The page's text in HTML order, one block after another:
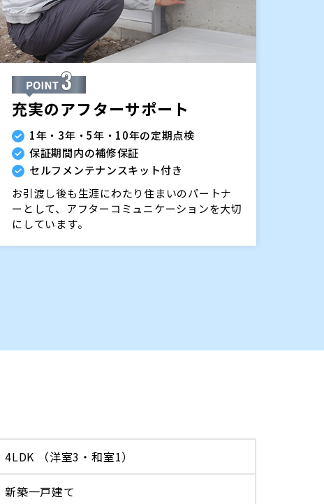
充実のアフターサポート
1年・3年・5年・10年の定期点検
保証期間内の補修保証
セルフメンテナンスキット付き
お引渡し後も生涯にわたり住まいのパートナ
ーとして、アフターコミュニケーションを大切
にしています。
4LDK （洋室3・和室1）
新築一戸建て